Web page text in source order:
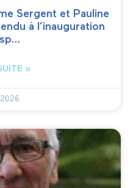
Sergent et Pauline
à l’inauguration
»